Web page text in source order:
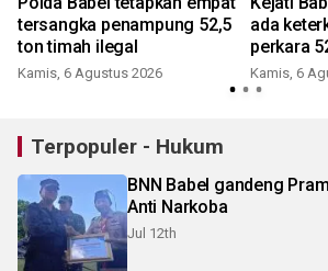
tersangka penampung 52,5
ton timah ilegal
Kamis, 6 Agustus 2026
ada
perkara
Kamis, 6
Terpopuler - Hukum
BNN Babel gandeng
Anti Narkoba
Jul 12th